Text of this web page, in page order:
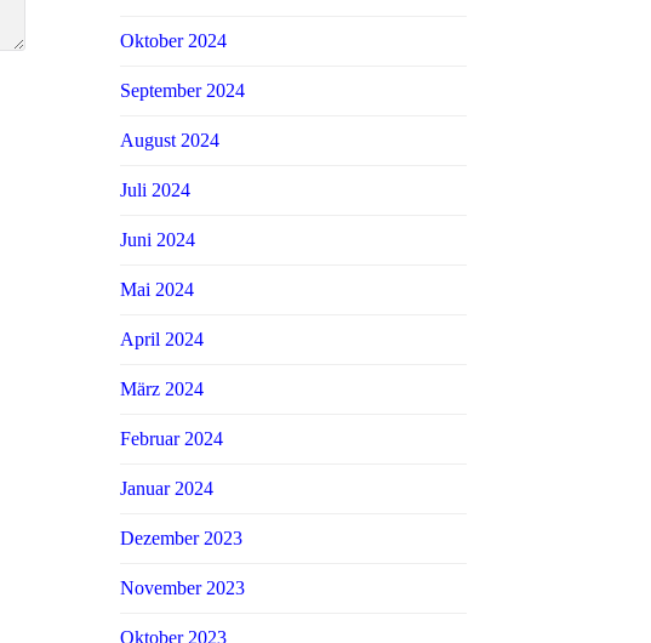
Oktober 2024
September 2024
August 2024
Juli 2024
Juni 2024
Mai 2024
April 2024
März 2024
Februar 2024
Januar 2024
Dezember 2023
November 2023
Oktober 2023